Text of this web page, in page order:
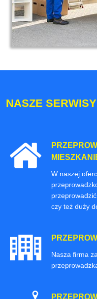
NASZE SERWISY
W naszej
czy też duży
Nasza firma